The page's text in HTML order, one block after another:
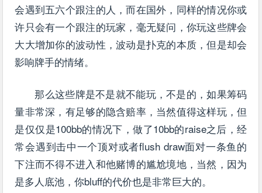
会遇到五六个跟注的人，而在国外，同样的情况你或
许只会有一个跟注的玩家，毫无疑问，你玩这些牌会
大大增加你的波动性，波动是扑克的本质，但是却会
影响牌手的情绪。
那么这些牌是不是就不能玩，不是的，如果筹码
量非常深，有足够的隐含赔率，当然值得这样玩，但
是仅仅是100bb的情况下，做了10bb的raise之后，经
常会遇到击中一个顶对或者flush draw面对一条鱼的
下注而不得不进入和他赌博的尴尬境地，当然，因为
是多人底池，你bluff的代价也是非常巨大的。